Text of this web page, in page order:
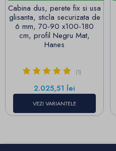
Cabina dus, perete fix si usa
glisanta, sticla securizata de
6 mm, 70-90 x100-180
cm, profil Negru Mat,
Hanes
(1)
Pret
2.025,51 lei
VEZI VARIANTELE